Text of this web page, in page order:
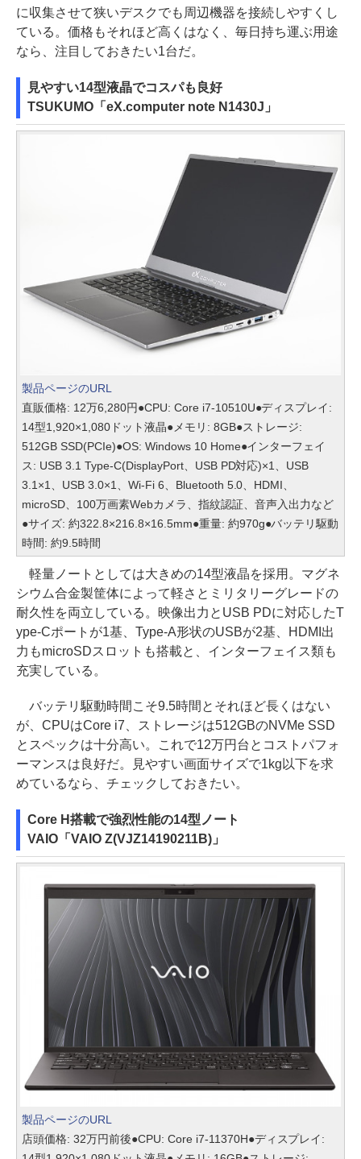
に収集させて狭いデスクでも周辺機器を接続しやすくし
ている。価格もそれほど高くはなく、毎日持ち運ぶ用途
なら、注目しておきたい1台だ。
見やすい14型液晶でコスパも良好
TSUKUMO「eX.computer note N1430J」
製品ページのURL
直販価格: 12万6,280円●CPU: Core i7-10510U●ディスプレイ:
14型1,920×1,080ドット液晶●メモリ: 8GB●ストレージ:
512GB SSD(PCIe)●OS: Windows 10 Home●インターフェイ
ス: USB 3.1 Type-C(DisplayPort、USB PD対応)×1、USB
3.1×1、USB 3.0×1、Wi-Fi 6、Bluetooth 5.0、HDMI、
microSD、100万画素Webカメラ、指紋認証、音声入出力など
●サイズ: 約322.8×216.8×16.5mm●重量: 約970g●バッテリ駆動
時間: 約9.5時間
軽量ノートとしては大きめの14型液晶を採用。マグネ
シウム合金製筐体によって軽さとミリタリーグレードの
耐久性を両立している。映像出力とUSB PDに対応したT
ype-Cポートが1基、Type-A形状のUSBが2基、HDMI出
力もmicroSDスロットも搭載と、インターフェイス類も
充実している。
バッテリ駆動時間こそ9.5時間とそれほど長くはない
が、CPUはCore i7、ストレージは512GBのNVMe SSD
とスペックは十分高い。これで12万円台とコストパフォ
ーマンスは良好だ。見やすい画面サイズで1kg以下を求
めているなら、チェックしておきたい。
Core H搭載で強烈性能の14型ノート
VAIO「VAIO Z(VJZ14190211B)」
製品ページのURL
店頭価格: 32万円前後●CPU: Core i7-11370H●ディスプレイ: